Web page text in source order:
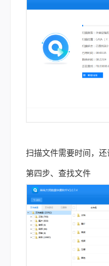
扫描文件需要时间，还
第四步、查找文件